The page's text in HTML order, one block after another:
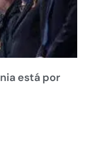
está por